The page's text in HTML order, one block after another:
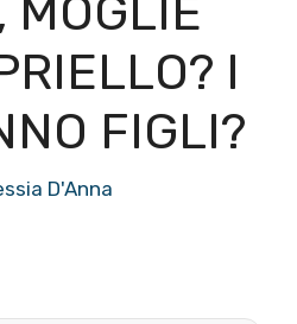
MOGLIE
I
FIGLI?
D'Anna